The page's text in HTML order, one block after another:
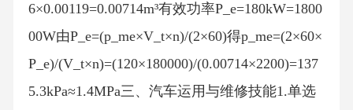
6×0.00119=0.00714m³有效功率P_e=180kW=1800
00W由P_e=(p_me×V_t×n)/(2×60)得p_me=(2×60×
P_e)/(V_t×n)=(120×180000)/(0.00714×2200)=137
5.3kPa≈1.4MPa三、汽车运用与维修技能1.单选